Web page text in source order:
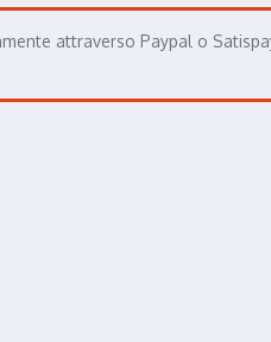
attraverso Paypal o